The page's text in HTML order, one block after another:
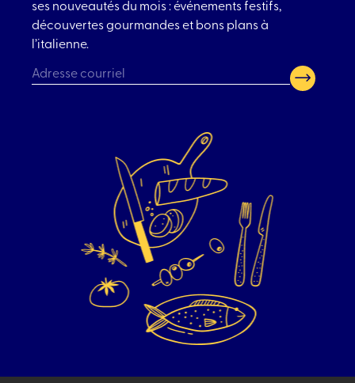
ses nouveautés du mois : événements festifs,
découvertes gourmandes et bons plans à
l’italienne.